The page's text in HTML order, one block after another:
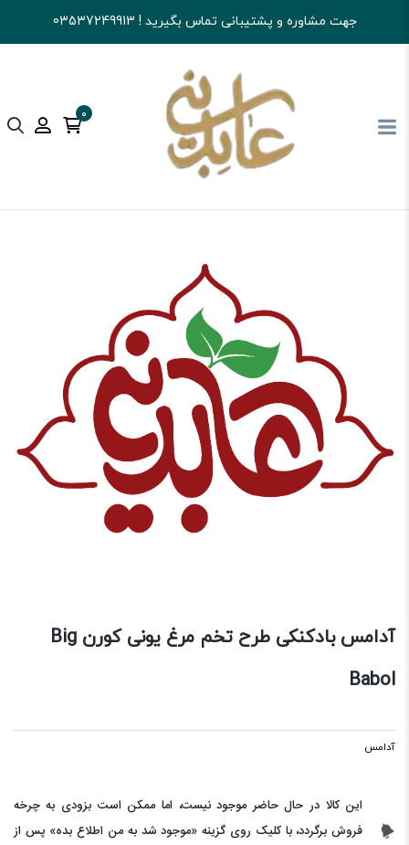
جهت مشاوره و پشتیبانی تماس بگیرید ! 03537249913
0
آجیل و خشکبار عابدینی تنقلات آدامس
آدامس بادکنکی طرح تخم مرغ یونی کورن Big
Babol
آدامس
این کالا در حال حاضر موجود نیست، اما ممکن است بزودی به چرخه
فروش برگردد، با کلیک روی گزینه «موجود شد به من اطلاع بده» پس از